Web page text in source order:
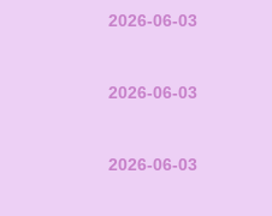
2026-06-03
2026-06-03
2026-06-03